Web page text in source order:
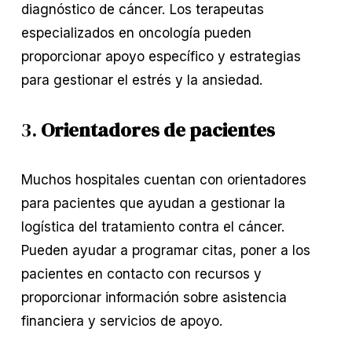
diagnóstico de cáncer. Los terapeutas
especializados en oncología pueden
proporcionar apoyo específico y estrategias
para gestionar el estrés y la ansiedad.
3. Orientadores de pacientes
Muchos hospitales cuentan con orientadores
para pacientes que ayudan a gestionar la
logística del tratamiento contra el cáncer.
Pueden ayudar a programar citas, poner a los
pacientes en contacto con recursos y
proporcionar información sobre asistencia
financiera y servicios de apoyo.